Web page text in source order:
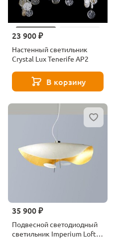
23 900 ₽
Настенный светильник
Crystal Lux Tenerife AP2
В корзину
35 900 ₽
Подвесной светодиодный
светильник Imperium Loft